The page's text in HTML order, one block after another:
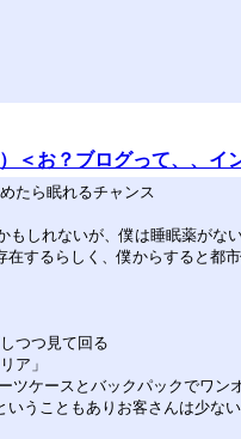
お？ブログって、、イ
たら眠れるチャンス
もしれないが、僕は睡眠薬が
在するらしく、僕からすると都
つつ見て回る
ア」
ツケースとバックパックでワ
いうこともありお客さんは少な